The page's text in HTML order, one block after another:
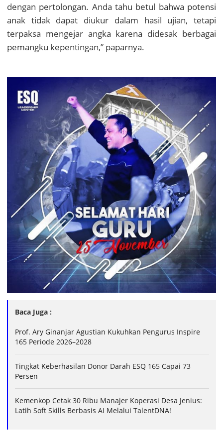
dengan pertolongan. Anda tahu betul bahwa potensi
anak tidak dapat diukur dalam hasil ujian, tetapi
terpaksa mengejar angka karena didesak berbagai
pemangku kepentingan,” paparnya.
Baca Juga :
Prof. Ary Ginanjar Agustian Kukuhkan Pengurus Inspire
165 Periode 2026–2028
Tingkat Keberhasilan Donor Darah ESQ 165 Capai 73
Persen
Kemenkop Cetak 30 Ribu Manajer Koperasi Desa Jenius:
Latih Soft Skills Berbasis AI Melalui TalentDNA!